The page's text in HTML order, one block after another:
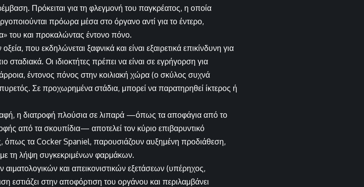
Πρόκειται για τη φλεγμονή του παγκρέατος, η οποία
πρόωρα μέσα στο όργανο αντί για το έντερο,
του και προκαλώντας έντονο πόνο.
που εκδηλώνεται ξαφνικά και είναι εξαιρετικά επικίνδυνη για
σταδιακά. Οι ιδιοκτήτες πρέπει να είναι σε εγρήγορση για
έντονος πόνος στην κοιλιακή χώρα (ο σκύλος συχνά
Σε προχωρημένα στάδια, μπορεί να παρατηρηθεί ίκτερος ή
σαφή, η διατροφή πλούσια σε λιπαρά —όπως τα αποφάγια από το
από τα σκουπίδια— αποτελεί τον κύριο επιβαρυντικό
όπως τα Cocker Spaniel, παρουσιάζουν αυξημένη προδιάθεση,
τη λήψη συγκεκριμένων φαρμάκων.
και απεικονιστικών εξετάσεων (υπέρηχος,
εστιάζει στην αποφόρτιση του οργάνου και περιλαμβάνει